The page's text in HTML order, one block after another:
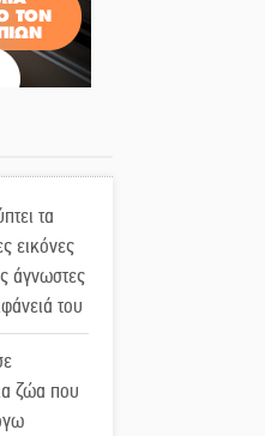
τα
εικόνες
άγνωστες
του
ζώα που